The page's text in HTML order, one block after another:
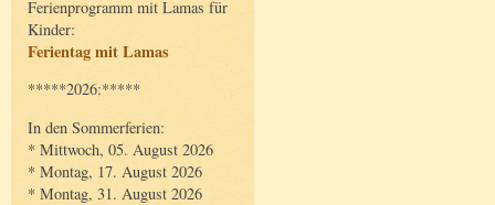
Ferienprogramm mit Lamas für
Kinder:
Ferientag mit Lamas
*****2026:*****
In den Sommerferien:
* Mittwoch, 05. August 2026
* Montag, 17. August 2026
* Montag, 31. August 2026